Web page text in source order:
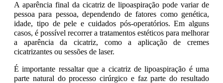
A aparência final da cicatriz de lipoaspiração pode variar de
pessoa para pessoa, dependendo de fatores como genética,
idade, tipo de pele e cuidados pós-operatórios. Em alguns
casos, é possível recorrer a tratamentos estéticos para melhorar
a aparência da cicatriz, como a aplicação de cremes
cicatrizantes ou sessões de laser.
É importante ressaltar que a cicatriz de lipoaspiração é uma
parte natural do processo cirúrgico e faz parte do resultado